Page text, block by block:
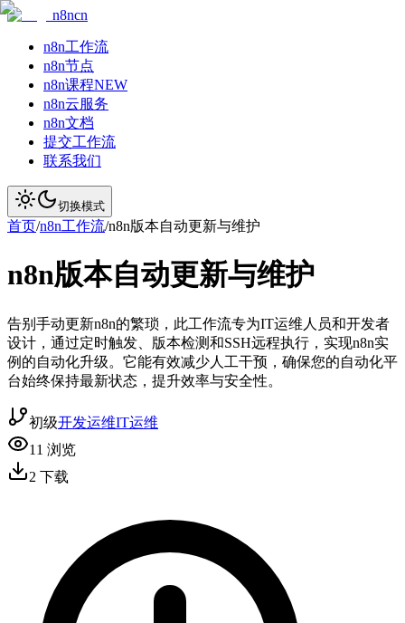
n8ncn
n8n工作流
n8n节点
n8n课程NEW
n8n云服务
n8n文档
提交工作流
联系我们
切换模式
首页/n8n工作流/n8n版本自动更新与维护
n8n版本自动更新与维护
告别手动更新n8n的繁琐，此工作流专为IT运维人员和开发者
设计，通过定时触发、版本检测和SSH远程执行，实现n8n实
例的自动化升级。它能有效减少人工干预，确保您的自动化平
台始终保持最新状态，提升效率与安全性。
初级开发运维IT运维
11 浏览
2 下载